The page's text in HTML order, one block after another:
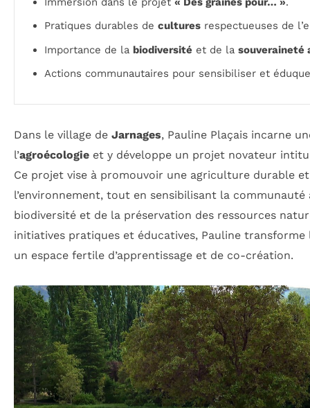
Pratiques durables de cultures respectueuses de
Importance de la biodiversité et de la souveraineté
Actions communautaires pour sensibiliser et
Dans le village de Jarnages, Pauline Plaçais incarne
l’agroécologie et y développe un projet novateur
Ce projet vise à promouvoir une agriculture durable
l’environnement, tout en sensibilisant la communauté
biodiversité et de la préservation des ressources
initiatives pratiques et éducatives, Pauline transforme
un espace fertile d’apprentissage et de co-création.